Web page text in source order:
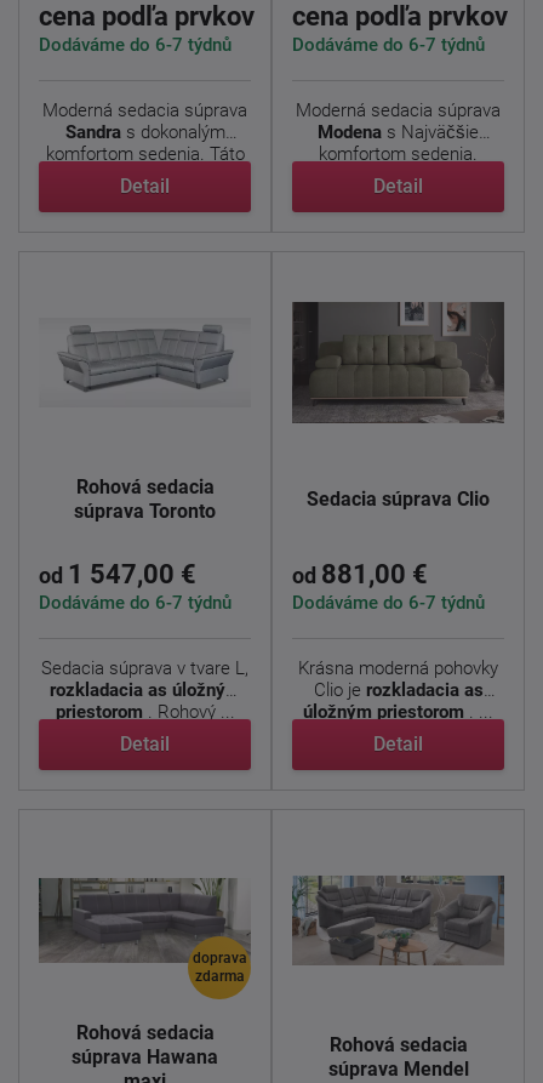
cena podľa prvkov
Dodáváme do 6-7 týdnů
Moderná sedacia súprava
Sandras dokonalým
komfortom sedenia. Táto
...
Detail
cena podľa prvkov
Dodáváme do 6-7 týdnů
Moderná sedacia súprava
Modena s Najväčšie
komfortom sedenia.
Možnosť ...
Detail
Rohová sedacia
súprava Toronto
od 1 547,00 €
Dodáváme do 6-7 týdnů
Sedacia súprava v tvare L,
rozkladacia as úložným
priestorom . Rohový ...
Detail
Sedacia súprava Clio
od 881,00 €
Dodáváme do 6-7 týdnů
Krásna moderná pohovky
Clio je rozkladacia as
úložným priestorom . ...
Detail
doprava
zdarma
Rohová sedacia
súprava Hawana
Rohová sedacia
súprava Mendel